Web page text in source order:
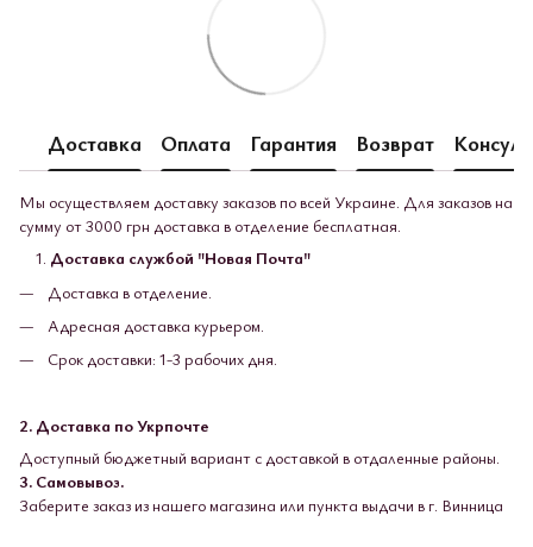
Доставка Оплата Гарантия Возврат
Мы осуществляем доставку заказов по всей Украине. Для заказов на
сумму от 3000 грн доставка в отделение бесплатная.
Доставка службой "Новая Почта"
Доставка в отделение.
Адресная доставка курьером.
Срок доставки: 1-3 рабочих дня.
2. Доставка по Укрпочте
Доступный бюджетный вариант с доставкой в ​​отдаленные районы.
3. Самовывоз.
Заберите заказ из нашего магазина или пункта выдачи в г. Винница